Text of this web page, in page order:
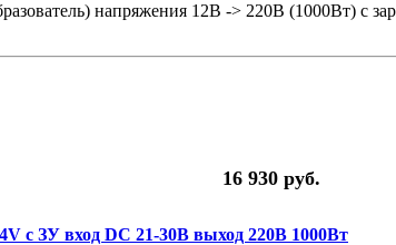
напряжения 12В -> 220В (1000Вт) с
16 930 руб.
с ЗУ вход DC 21-30В выход 220В 1000Вт